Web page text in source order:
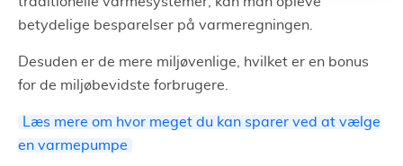
betydelige besparelser på varmeregningen.
Desuden er de mere miljøvenlige, hvilket er en bonus
for de miljøbevidste forbrugere.
Læs mere om hvor meget du kan sparer ved at vælge
en varmepumpe